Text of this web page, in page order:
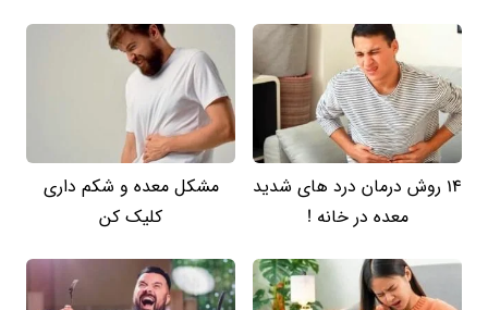
14 روش درمان درد های شدید
معده در خانه !
مشکل معده و شکم داری
کلیک کن